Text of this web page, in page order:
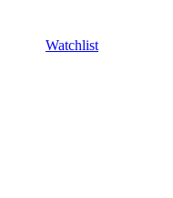
Watchlist